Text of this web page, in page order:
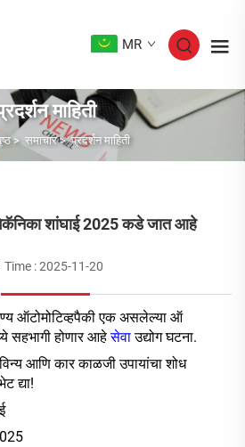
MR
माहिती
> समाचार>प्रदर्शन माहिती
शांघाई 2025 कडे जात आहे
Time : 2025-11-20
ऑटोमोटिव्हपैकी एक असलेल्या ऑ
सहभागी होणार आहेसेवाउद्योग घटना.
आणि कार काळजी उपायांचा शोध
द्या!